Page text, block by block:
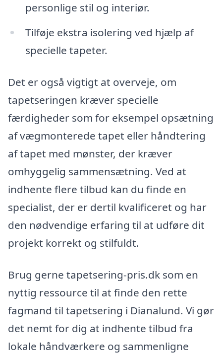
personlige stil og interiør.
Tilføje ekstra isolering ved hjælp af
specielle tapeter.
Det er også vigtigt at overveje, om
tapetseringen kræver specielle
færdigheder som for eksempel opsætning
af vægmonterede tapet eller håndtering
af tapet med mønster, der kræver
omhyggelig sammensætning. Ved at
indhente flere tilbud kan du finde en
specialist, der er dertil kvalificeret og har
den nødvendige erfaring til at udføre dit
projekt korrekt og stilfuldt.
Brug gerne tapetsering-pris.dk som en
nyttig ressource til at finde den rette
fagmand til tapetsering i Dianalund. Vi gør
det nemt for dig at indhente tilbud fra
lokale håndværkere og sammenligne